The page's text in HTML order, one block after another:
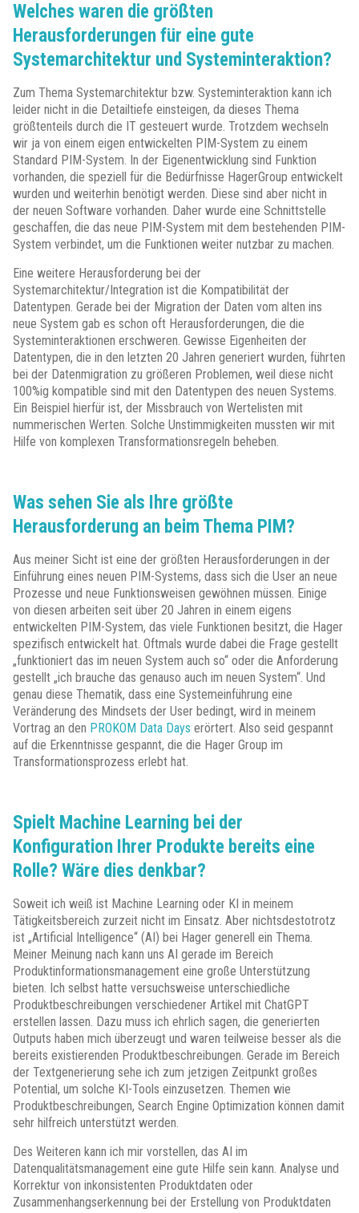
Welches waren die größten
Herausforderungen für eine gute
Systemarchitektur und Systeminteraktion?
Zum Thema Systemarchitektur bzw. Systeminteraktion kann ich
leider nicht in die Detailtiefe einsteigen, da dieses Thema
größtenteils durch die IT gesteuert wurde. Trotzdem wechseln
wir ja von einem eigen entwickelten PIM-System zu einem
Standard PIM-System. In der Eigenentwicklung sind Funktion
vorhanden, die speziell für die Bedürfnisse HagerGroup entwickelt
wurden und weiterhin benötigt werden. Diese sind aber nicht in
der neuen Software vorhanden. Daher wurde eine Schnittstelle
geschaffen, die das neue PIM-System mit dem bestehenden PIM-
System verbindet, um die Funktionen weiter nutzbar zu machen.
Eine weitere Herausforderung bei der
Systemarchitektur/Integration ist die Kompatibilität der
Datentypen. Gerade bei der Migration der Daten vom alten ins
neue System gab es schon oft Herausforderungen, die die
Systeminteraktionen erschweren. Gewisse Eigenheiten der
Datentypen, die in den letzten 20 Jahren generiert wurden, führten
bei der Datenmigration zu größeren Problemen, weil diese nicht
100%ig kompatible sind mit den Datentypen des neuen Systems.
Ein Beispiel hierfür ist, der Missbrauch von Wertelisten mit
nummerischen Werten. Solche Unstimmigkeiten mussten wir mit
Hilfe von komplexen Transformationsregeln beheben.
Was sehen Sie als Ihre größte
Herausforderung an beim Thema PIM?
Aus meiner Sicht ist eine der größten Herausforderungen in der
Einführung eines neuen PIM-Systems, dass sich die User an neue
Prozesse und neue Funktionsweisen gewöhnen müssen. Einige
von diesen arbeiten seit über 20 Jahren in einem eigens
entwickelten PIM-System, das viele Funktionen besitzt, die Hager
spezifisch entwickelt hat. Oftmals wurde dabei die Frage gestellt
„funktioniert das im neuen System auch so“ oder die Anforderung
gestellt „ich brauche das genauso auch im neuen System“. Und
genau diese Thematik, dass eine Systemeinführung eine
Veränderung des Mindsets der User bedingt, wird in meinem
Vortrag an den PROKOM Data Days erörtert. Also seid gespannt
auf die Erkenntnisse gespannt, die die Hager Group im
Transformationsprozess erlebt hat.
Spielt Machine Learning bei der
Konfiguration Ihrer Produkte bereits eine
Rolle? Wäre dies denkbar?
Soweit ich weiß ist Machine Learning oder KI in meinem
Tätigkeitsbereich zurzeit nicht im Einsatz. Aber nichtsdestotrotz
ist „Artificial Intelligence“ (AI) bei Hager generell ein Thema.
Meiner Meinung nach kann uns AI gerade im Bereich
Produktinformationsmanagement eine große Unterstützung
bieten. Ich selbst hatte versuchsweise unterschiedliche
Produktbeschreibungen verschiedener Artikel mit ChatGPT
erstellen lassen. Dazu muss ich ehrlich sagen, die generierten
Outputs haben mich überzeugt und waren teilweise besser als die
bereits existierenden Produktbeschreibungen. Gerade im Bereich
der Textgenerierung sehe ich zum jetzigen Zeitpunkt großes
Potential, um solche KI-Tools einzusetzen. Themen wie
Produktbeschreibungen, Search Engine Optimization können damit
sehr hilfreich unterstützt werden.
Des Weiteren kann ich mir vorstellen, das AI im
Datenqualitätsmanagement eine gute Hilfe sein kann. Analyse und
Korrektur von inkonsistenten Produktdaten oder
Zusammenhangserkennung bei der Erstellung von Produktdaten